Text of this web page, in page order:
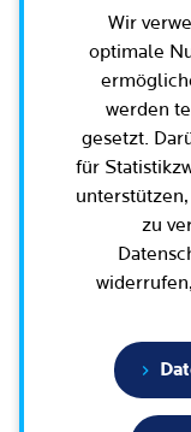
Wir
optimale
werden
gesetzt.
für
zu
Haushalt
Arbeitgeberin
Bürgerbüro
Geoportal und
Geburt und
Schule, (Aus-
Arbeit und
Mobilität
Bauen,
Engagement
Tierhaltung
Gesundheit
Stadtpolitik -
Bisherige
Bochumer
Büro für
Aktuelle
5 Botschaften
Rund um
Ehrenamt
Radfahren in
Geoportal und
E-Mobilität /
Wissenschaft
Europa und
Geschichte /
Statistik und
Schnellnavigation
Familie und